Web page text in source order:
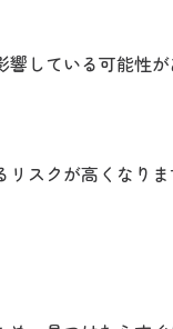
している可能性
スクが高くなりま